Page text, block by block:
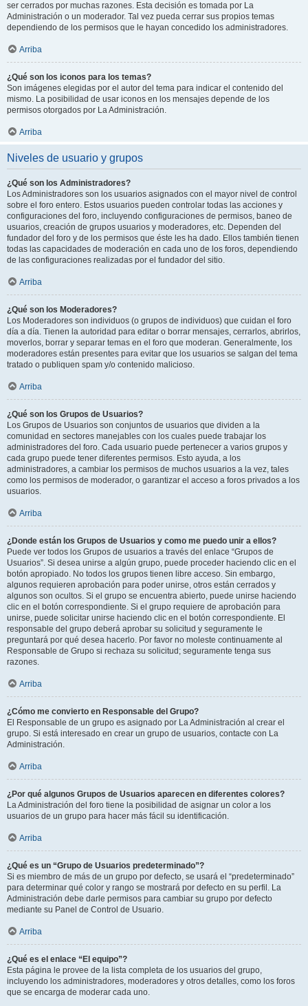
ser cerrados por muchas razones. Esta decisión es tomada por La
Administración o un moderador. Tal vez pueda cerrar sus propios temas
dependiendo de los permisos que le hayan concedido los administradores.
Arriba
¿Qué son los iconos para los temas?
Son imágenes elegidas por el autor del tema para indicar el contenido del
mismo. La posibilidad de usar iconos en los mensajes depende de los
permisos otorgados por La Administración.
Arriba
Niveles de usuario y grupos
¿Qué son los Administradores?
Los Administradores son los usuarios asignados con el mayor nivel de control
sobre el foro entero. Estos usuarios pueden controlar todas las acciones y
configuraciones del foro, incluyendo configuraciones de permisos, baneo de
usuarios, creación de grupos usuarios y moderadores, etc. Dependen del
fundador del foro y de los permisos que éste les ha dado. Ellos también tienen
todas las capacidades de moderación en cada uno de los foros, dependiendo
de las configuraciones realizadas por el fundador del sitio.
Arriba
¿Qué son los Moderadores?
Los Moderadores son individuos (o grupos de individuos) que cuidan el foro
día a día. Tienen la autoridad para editar o borrar mensajes, cerrarlos, abrirlos,
moverlos, borrar y separar temas en el foro que moderan. Generalmente, los
moderadores están presentes para evitar que los usuarios se salgan del tema
tratado o publiquen spam y/o contenido malicioso.
Arriba
¿Qué son los Grupos de Usuarios?
Los Grupos de Usuarios son conjuntos de usuarios que dividen a la
comunidad en sectores manejables con los cuales puede trabajar los
administradores del foro. Cada usuario puede pertenecer a varios grupos y
cada grupo puede tener diferentes permisos. Esto ayuda, a los
administradores, a cambiar los permisos de muchos usuarios a la vez, tales
como los permisos de moderador, o garantizar el acceso a foros privados a los
usuarios.
Arriba
¿Donde están los Grupos de Usuarios y como me puedo unir a ellos?
Puede ver todos los Grupos de usuarios a través del enlace “Grupos de
Usuarios”. Si desea unirse a algún grupo, puede proceder haciendo clic en el
botón apropiado. No todos los grupos tienen libre acceso. Sin embargo,
algunos requieren aprobación para poder unirse, otros están cerrados y
algunos son ocultos. Si el grupo se encuentra abierto, puede unirse haciendo
clic en el botón correspondiente. Si el grupo requiere de aprobación para
unirse, puede solicitar unirse haciendo clic en el botón correspondiente. El
responsable del grupo deberá aprobar su solicitud y seguramente le
preguntará por qué desea hacerlo. Por favor no moleste continuamente al
Responsable de Grupo si rechaza su solicitud; seguramente tenga sus
razones.
Arriba
¿Cómo me convierto en Responsable del Grupo?
El Responsable de un grupo es asignado por La Administración al crear el
grupo. Si está interesado en crear un grupo de usuarios, contacte con La
Administración.
Arriba
¿Por qué algunos Grupos de Usuarios aparecen en diferentes colores?
La Administración del foro tiene la posibilidad de asignar un color a los
usuarios de un grupo para hacer más fácil su identificación.
Arriba
¿Qué es un “Grupo de Usuarios predeterminado”?
Si es miembro de más de un grupo por defecto, se usará el “predeterminado”
para determinar qué color y rango se mostrará por defecto en su perfil. La
Administración debe darle permisos para cambiar su grupo por defecto
mediante su Panel de Control de Usuario.
Arriba
¿Qué es el enlace “El equipo”?
Esta página le provee de la lista completa de los usuarios del grupo,
incluyendo los administradores, moderadores y otros detalles, como los foros
que se encarga de moderar cada uno.